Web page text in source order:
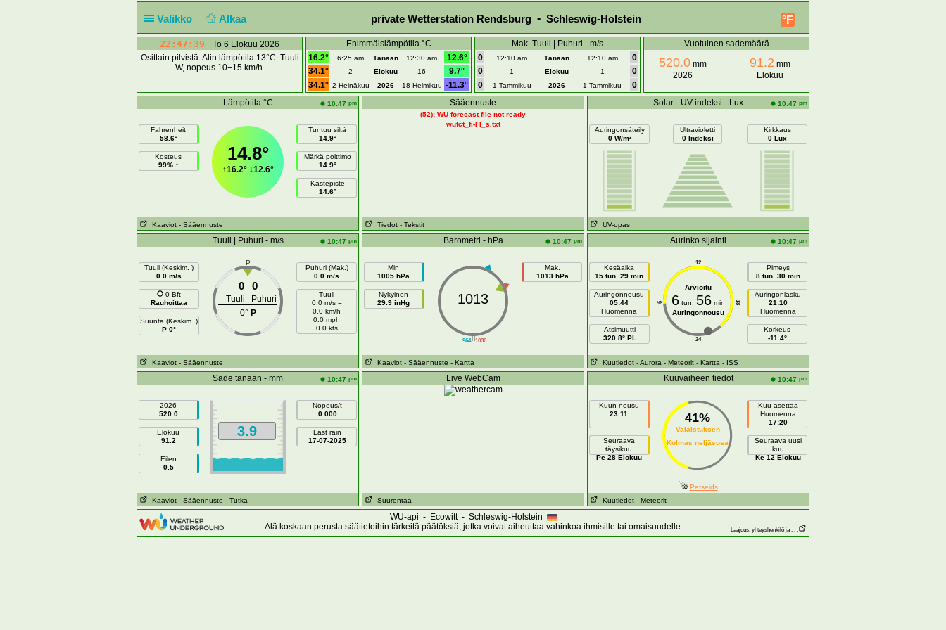
Valikko Alkaa °F
private Wetterstation Rendsburg • Schleswig-Holstein
22:47:39
To 6 Elokuu 2026
Osittain pilvistä. Alin lämpötila 13°C. Tuuli
W, nopeus 10−15 km/h.
Enimmäislämpötila °C
16.2°
6:25 am Tänään 12:30 am
12.6°
34.1°
2 Elokuu 16
9.7°
34.1° 2 Heinäkuu 2026 18 Helmikuu -11.3°
Mak. Tuuli | Puhuri - m/s
0
12:10 am Tänään 12:10 am
0
0
1 Elokuu 1
0
0
1 Tammikuu 2026 1 Tammikuu 0
Vuotuinen sademäärä
520.0 mm
2026
91.2 mm
Elokuu
Lämpötila °C 10:47 pm
Fahrenheit
58.6°
Kosteus
99% ↑
14.8°
↑16.2°↓12.6°
Tuntuu siltä
14.9°
Märkä polttimo
14.9°
Kastepiste
14.6°
Kaaviot - Sääennuste
Sääennuste
(52): WU forecast file not ready
wufct_fi-FI_s.txt
Tiedot - Tekstit
Solar - UV-indeksi - Lux 10:47 pm
Auringonsäteily
0 W/m²
Ultravioletti
0 Indeksi
Kirkkaus
0 Lux
UV-opas
Tuuli | Puhuri - m/s 10:47 pm
Tuuli (Keskim. )
0.0 m/s
0 Bft
Rauhoittaa
Suunta (Keskim. )
P 0°
P
0 0
Tuuli
Puhuri
0° P
Puhuri (Mak.)
0.0 m/s
Tuuli
0.0 m/s =
0.0 km/h
0.0 mph
0.0 kts
Kaaviot - Sääennuste
Barometri - hPa 10:47 pm
Min
1005 hPa
Nykyinen
29.9 inHg
||
964 1036
1013
Mak.
1013 hPa
Kaaviot - Sääennuste - Kartta
Aurinko sijainti 10:47 pm
Kesäaika
15 tun. 29 min
Auringonnousu
05:44
Huomenna
Atsimuutti
320.8° PL
12
24
6 18
Arvioitu
6 tun. 56 min
Auringonnousu
Pimeys
8 tun. 30 min
Auringonlasku
21:10
Huomenna
Korkeus
-11.4°
Kuutiedot - Aurora - Meteorit - Kartta - ISS
Sade tänään - mm 10:47 pm
2026
520.0
Elokuu
91.2
Eilen
0.5
3.9
Nopeus/t
0.000
Last rain
17-07-2025
Kaaviot - Sääennuste - Tutka
Live WebCam
Suurentaa
Kuuvaiheen tiedot 10:47 pm
Kuun nousu
23:11
Seuraava
täysikuu
Pe 28 Elokuu
41%
Valaistuksen
Kolmas neljäsosa
Kuu asettaa
Huomenna
17:20
Seuraava uusi
kuu
Ke 12 Elokuu
Perseids
Kuutiedot - Meteorit
WU-api - Ecowitt - Schleswig-Holstein
Älä koskaan perusta säätietoihin tärkeitä päätöksiä, jotka voivat aiheuttaa vahinkoa ihmisille tai omaisuudelle.
Laajuus, yhteyshenkilö ja . . .